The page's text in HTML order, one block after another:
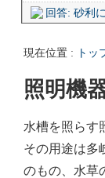
回答: 砂利
回答: ガラ
現在位置 : トッ
照明機
水槽を照らす
その用途は多
のもの、水草